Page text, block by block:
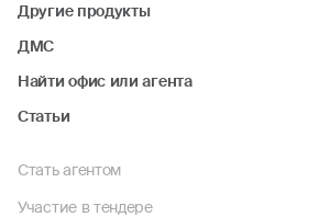
Другие продукты
ДМС
Найти офис или агента
Статьи
Стать агентом
Участие в тендере